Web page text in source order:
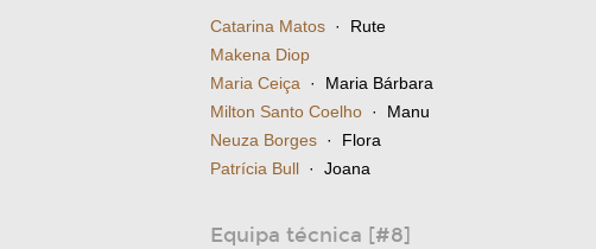
Catarina Matos · Rute
Makena Diop
Maria Ceiça · Maria Bárbara
Milton Santo Coelho · Manu
Neuza Borges · Flora
Patrícia Bull · Joana
Equipa técnica [#8]